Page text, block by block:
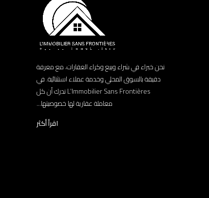
نحن خبراء في شراء وبيع وكراء العقارات، مع معرفة
دقيقة بالسوق المحلي وخدمة عملاء استثنائية. في
L’Immobilier Sans Frontières ندرك أن كل
معاملة عقارية لها خصوصيتها...
اقرأ أكثر